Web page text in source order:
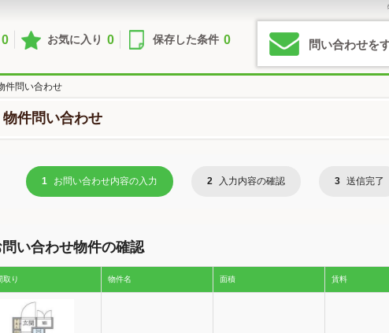
0 お気に入り 0 保存した条件 0 問い合わせを
件問い合わせ
物件問い合わせ
1 お問い合わせ内容の入力 2 入力内容の確認 3 送信完了
問い合わせ物件の確認
取り 物件名 面積 賃料